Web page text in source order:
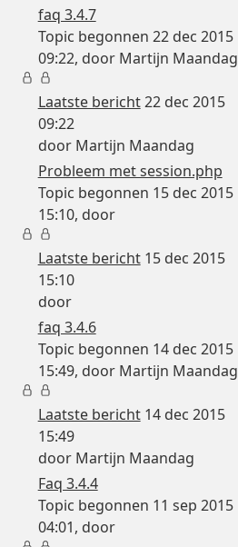
faq 3.4.7
Topic begonnen 22 dec 2015
09:22, door Martijn Maandag
Laatste bericht22 dec 2015
09:22
door Martijn Maandag
Probleem met session.php
Topic begonnen 15 dec 2015
15:10, door
Laatste bericht15 dec 2015
15:10
door
faq 3.4.6
Topic begonnen 14 dec 2015
15:49, door Martijn Maandag
Laatste bericht14 dec 2015
15:49
door Martijn Maandag
Faq 3.4.4
Topic begonnen 11 sep 2015
04:01, door